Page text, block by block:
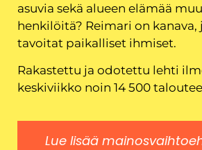
asuvia sekä alueen elämää
henkilöitä? Reimari on kanava,
tavoitat paikalliset ihmiset.
Rakastettu ja odotettu lehti
keskiviikko noin 14 500
Lue lisää